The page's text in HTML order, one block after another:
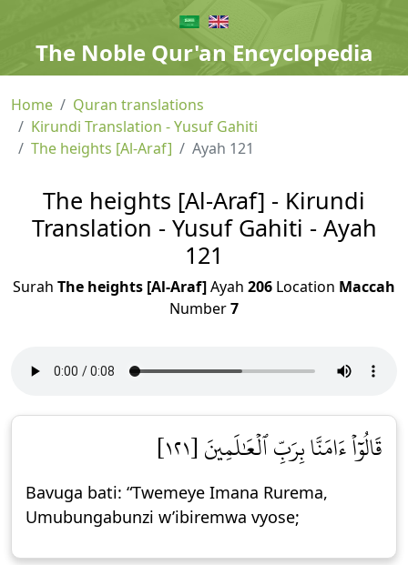
The Noble Qur'an Encyclopedia
Home
Quran translations
Kirundi Translation - Yusuf Gahiti
The heights [Al-Araf]
Ayah 121
The heights [Al-Araf] - Kirundi
Translation - Yusuf Gahiti - Ayah
121
Surah The heights [Al-Araf]Ayah 206 Location Maccah
Number7
قَالُوٓاْ ءَامَنَّا بِرَبِّ ٱلۡعَٰلَمِينَ [١٢١]
Bavuga bati: “Twemeye Imana Rurema,
Umubungabunzi w’ibiremwa vyose;